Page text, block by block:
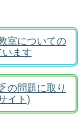
室についての
います
の問題に取り
イト)